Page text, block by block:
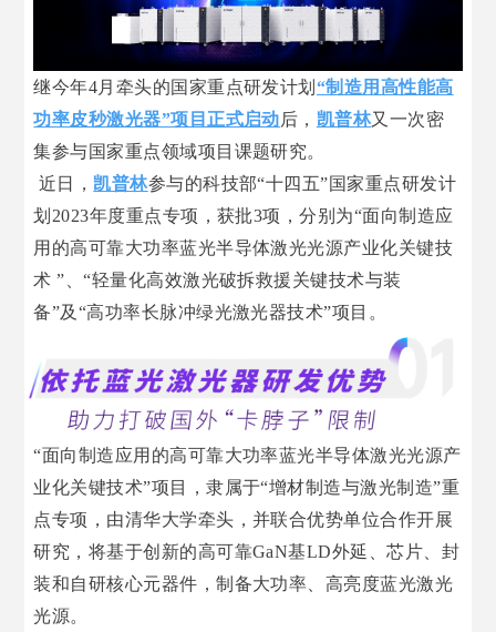
继今年4月牵头的国家重点研发计划 “制造用高性能高
功率皮秒激光器”项目正式启动后， 凯普林又一次密
集参与国家重点领域项目课题研究。
近日， 凯普林参与的科技部“十四五”国家重点研发计
划2023年度重点专项，获批3项，分别为“面向制造应
用的高可靠大功率蓝光半导体激光光源产业化关键技
术 ”、“轻量化高效激光破拆救援关键技术与装
备”及“高功率长脉冲绿光激光器技术”项目。
“面向制造应用的高可靠大功率蓝光半导体激光光源产
业化关键技术”项目，隶属于“增材制造与激光制造”重
点专项，由清华大学牵头，并联合优势单位合作开展
研究，将基于创新的高可靠GaN基LD外延、芯片、封
装和自研核心元器件，制备大功率、高亮度蓝光激光
光源。